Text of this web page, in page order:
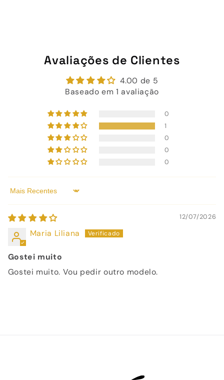
Avaliações de Clientes
4.00 de 5
Baseado em 1 avaliação
0
1
0
0
0
Sort by
12/07/2026
Maria Liliana
Gostei muito
Gostei muito. Vou pedir outro modelo.